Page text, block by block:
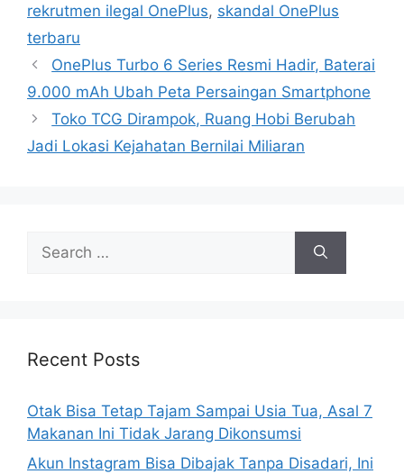
s
rekrutmen ilegal OnePlus, skandal OnePlus
terbaru
OnePlus Turbo 6 Series Resmi Hadir, Baterai
9.000 mAh Ubah Peta Persaingan Smartphone
Toko TCG Dirampok, Ruang Hobi Berubah
Jadi Lokasi Kejahatan Bernilai Miliaran
h
r
:
Recent Posts
Otak Bisa Tetap Tajam Sampai Usia Tua, Asal 7
Makanan Ini Tidak Jarang Dikonsumsi
Akun Instagram Bisa Dibajak Tanpa Disadari, Ini